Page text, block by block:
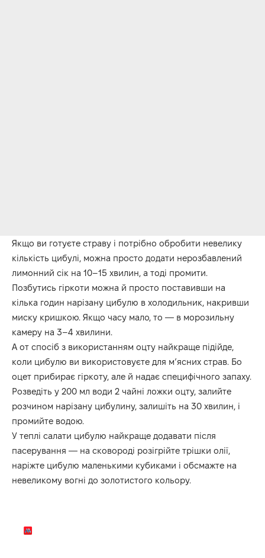
Якщо ви готуєте страву і потрібно обробити невелику
кількість цибулі, можна просто додати нерозбавлений
лимонний сік на 10–15 хвилин, а тоді промити.
Позбутись гіркоти можна й просто поставивши на
кілька годин нарізану цибулю в холодильник, накривши
миску кришкою. Якщо часу мало, то — в морозильну
камеру на 3–4 хвилини.
А от спосіб з використанням оцту найкраще підійде,
коли цибулю ви використовуєте для м’ясних страв. Бо
оцет прибирає гіркоту, але й надає специфічного запаху.
Розведіть у 200 мл води 2 чайні ложки оцту, залийте
розчином нарізану цибулину, залишіть на 30 хвилин, і
промийте водою.
У теплі салати цибулю найкраще додавати після
пасерування — на сковороді розігрійте трішки олії,
наріжте цибулю маленькими кубиками і обсмажте на
невеликому вогні до золотистого кольору.